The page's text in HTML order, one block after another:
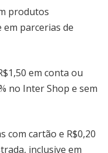
produtos
parcerias de
em conta ou
no Inter Shop e sem
com cartão e R$0,20
inclusive em